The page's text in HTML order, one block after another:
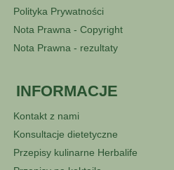
Polityka Prywatności
Nota Prawna - Copyright
Nota Prawna - rezultaty
INFORMACJE
Kontakt z nami
Konsultacje dietetyczne
Przepisy kulinarne Herbalife